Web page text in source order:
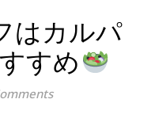
はカルパ
すめ